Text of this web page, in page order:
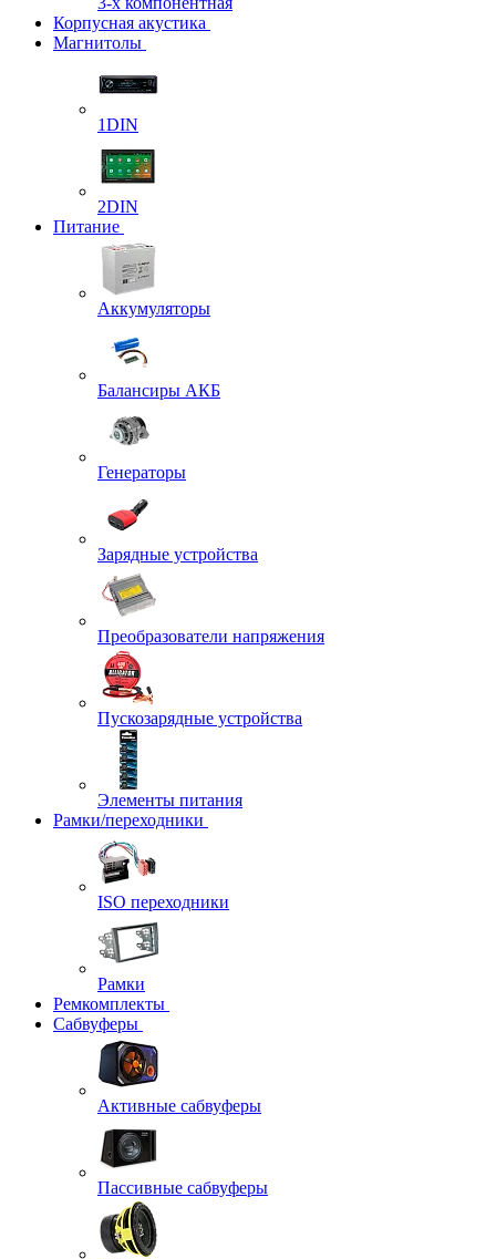
Корпусная акустика
Магнитолы
1DIN
2DIN
Питание
Аккумуляторы
Балансиры АКБ
Генераторы
Зарядные устройства
Преобразователи напряжения
Пускозарядные устройства
Элементы питания
Рамки/переходники
ISO переходники
Рамки
Ремкомплекты
Сабвуферы
Активные сабвуферы
Пассивные сабвуферы